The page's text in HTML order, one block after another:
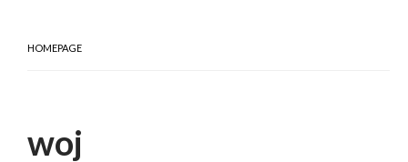
HOMEPAGE
woj